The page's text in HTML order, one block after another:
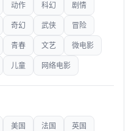
动作 科幻 剧情
奇幻 武侠 冒险
青春 文艺 微电影
儿童 网络电影
美国 法国 英国